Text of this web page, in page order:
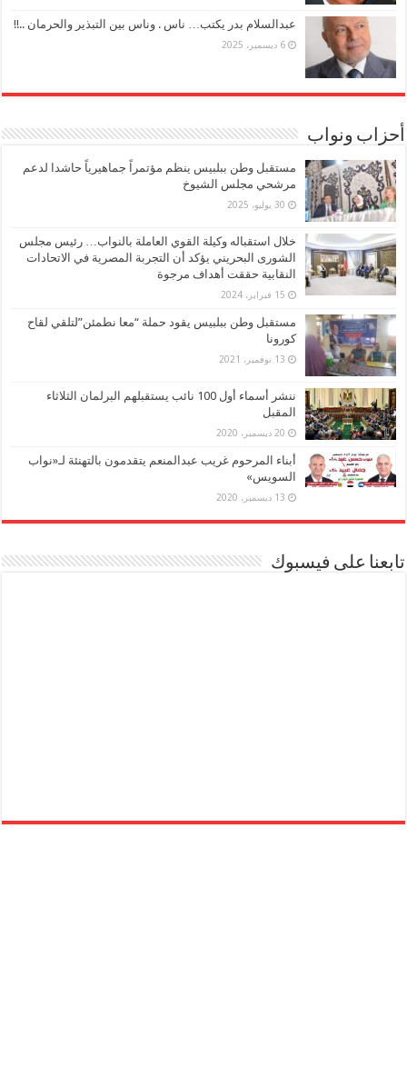
عبدالسلام بدر يكتب… ناس . وناس بين التبذير والحرمان ..!!
6 ديسمبر، 2025
أحزاب ونواب
مستقبل وطن ببلبيس ينظم مؤتمراً جماهيرياً حاشدا لدعم
مرشحي مجلس الشيوخ
30 يوليو، 2025
خلال استقباله وكيلة القوي العاملة بالنواب… رئيس مجلس
الشورى البحريني يؤكد أن التجربة المصرية في الاتحادات
النقابية حققت أهداف مرجوة
15 فبراير، 2024
مستقبل وطن ببلبيس يقود حملة “معا نطمئن”لتلقي لقاح
كورونا
13 نوفمبر، 2021
ننشر أسماء أول 100 نائب يستقبلهم البرلمان الثلاثاء
المقبل
20 ديسمبر، 2020
أبناء المرحوم غريب عبدالمنعم يتقدمون بالتهنئة لـ«نواب
السويس»
13 ديسمبر، 2020
تابعنا على فيسبوك